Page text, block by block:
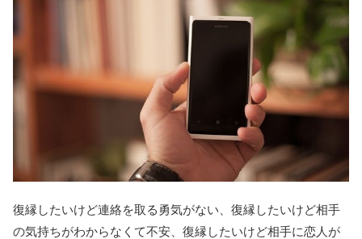
復縁したいけど連絡を取る勇気がない、復縁したいけど相手
の気持ちがわからなくて不安、復縁したいけど相手に恋人が